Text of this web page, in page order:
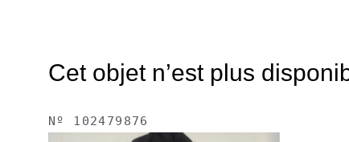
Cet objet n’est plus
Nº 102479876